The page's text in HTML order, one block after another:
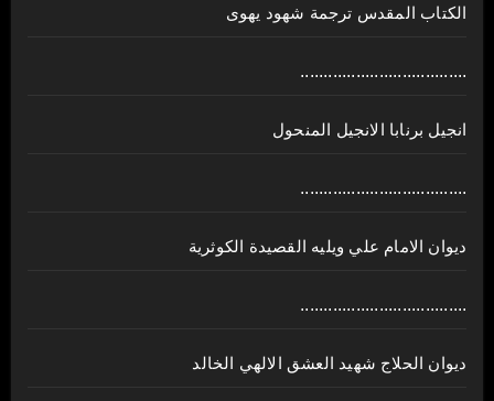
الكتاب المقدس ترجمة شهود يهوى
....................................
انجيل برنابا الانجيل المنحول
....................................
ديوان الامام علي ويليه القصيدة الكوثرية
....................................
ديوان الحلاج شهيد العشق الالهي الخالد